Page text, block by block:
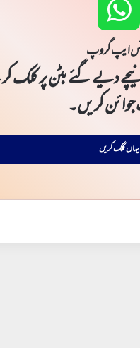
ایپ گروپ
دیے گئے بٹن پر کلک
کریں۔
یہاں کلک کریں